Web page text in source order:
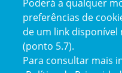
Poderá a qualquer
preferências de
de um link disponível
(ponto 5.7).
Para consultar mais